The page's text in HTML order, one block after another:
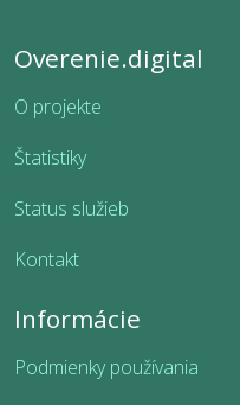
Overenie.digital
O projekte
Štatistiky
Status služieb
Kontakt
Informácie
Podmienky používania